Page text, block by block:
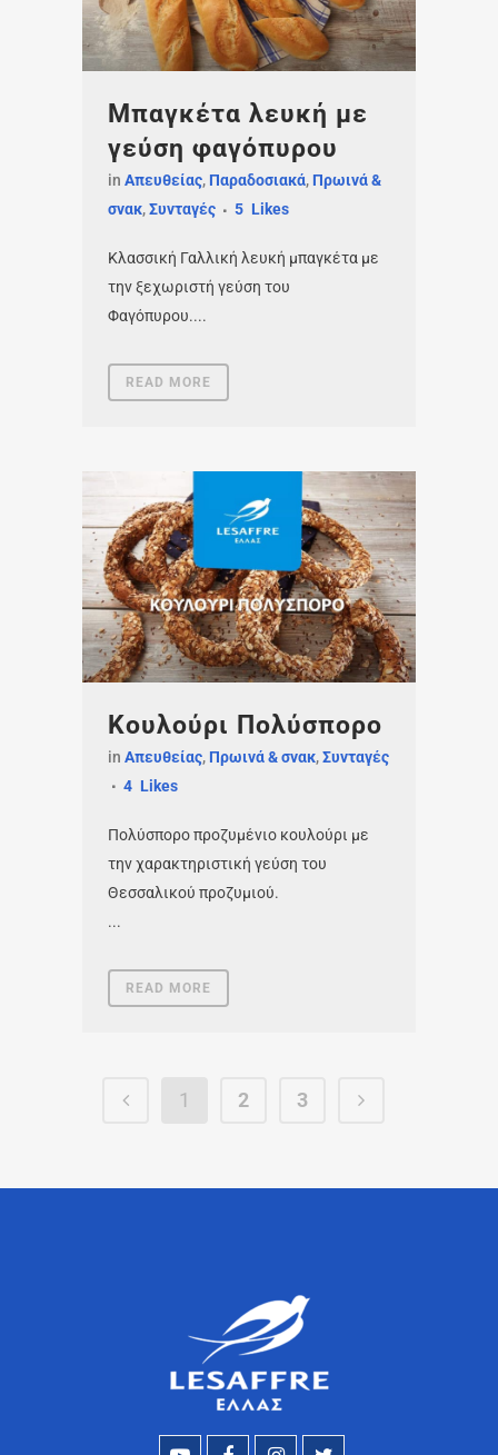
Μπαγκέτα λευκή με
γεύση φαγόπυρου
in Απευθείας, Παραδοσιακά, Πρωινά &
σνακ,Συνταγές 5 Likes
Κλασσική Γαλλική λευκή μπαγκέτα με
την ξεχωριστή γεύση του
Φαγόπυρου....
READ MORE
Κουλούρι Πολύσπορο
in Απευθείας, Πρωινά & σνακ,Συνταγές
4 Likes
Πολύσπορο προζυμένιο κουλούρι με
την χαρακτηριστική γεύση του
Θεσσαλικού προζυμιού.
...
READ MORE
1 2 3